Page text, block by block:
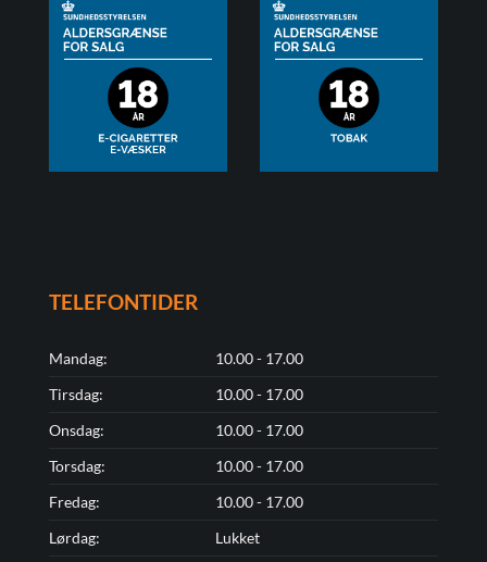
TELEFONTIDER
Mandag:
10.00 - 17.00
Tirsdag:
10.00 - 17.00
Onsdag:
10.00 - 17.00
Torsdag:
10.00 - 17.00
Fredag:
10.00 - 17.00
Lørdag:
Lukket